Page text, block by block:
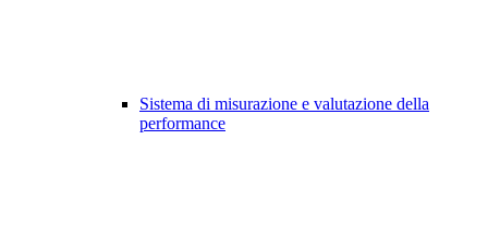
Sistema di misurazione e valutazione della
performance